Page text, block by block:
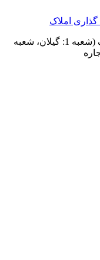
کاسپی لند برند معتبر سرمایه گذاری املاک (شعبه 1: گیلان، شعبه